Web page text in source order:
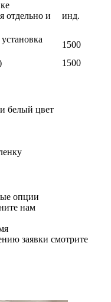
отдельно и
инд.
1500
1500
белый цвет
опции
нам
заявки смотрите